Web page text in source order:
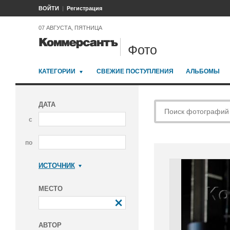
ВОЙТИ Регистрация
07 АВГУСТА, ПЯТНИЦА
Фото
КАТЕГОРИИ СВЕЖИЕ ПОСТУПЛЕНИЯ АЛЬБОМЫ
ДАТА
с
по
ИСТОЧНИК
МЕСТО
АВТОР